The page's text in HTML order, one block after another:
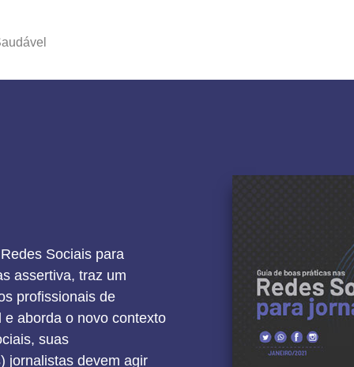
Sociais para
assertiva, traz um
profissionais de
aborda o novo contexto
suas
jornalistas devem agir